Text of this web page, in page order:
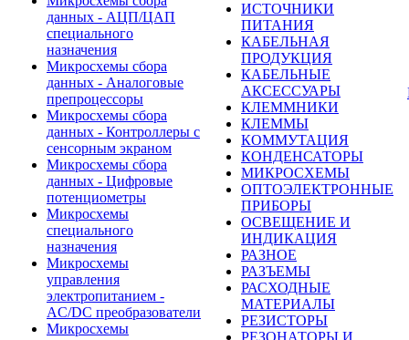
данных - АЦП/ЦАП
специального
назначения
Микросхемы сбора
данных - Аналоговые
препроцессоры
Микросхемы сбора
данных - Контроллеры с
сенсорным экраном
Микросхемы сбора
данных - Цифровые
потенциометры
Микросхемы
специального
назначения
Микросхемы
управления
электропитанием -
AC/DC преобразователи
Микросхемы
ИСТОЧНИКИ
ПИТАНИЯ
КАБЕЛЬНАЯ
ПРОДУКЦИЯ
КАБЕЛЬНЫЕ
АКСЕССУАРЫ
КЛЕММНИКИ
КЛЕММЫ
КОММУТАЦИЯ
КОНДЕНСАТОРЫ
МИКРОСХЕМЫ
ОПТОЭЛЕКТРОННЫЕ
ПРИБОРЫ
ОСВЕЩЕНИЕ И
ИНДИКАЦИЯ
РАЗНОЕ
РАЗЪЕМЫ
РАСХОДНЫЕ
МАТЕРИАЛЫ
РЕЗИСТОРЫ
РЕЗОНАТОРЫ И